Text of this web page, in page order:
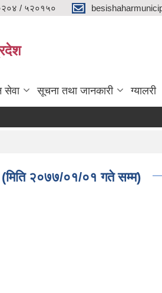
/ ५२०१५०
सेवा सूचना तथा जानकारी ग्यालरी
(मिति २०७७/०१/०१ गते सम्म)